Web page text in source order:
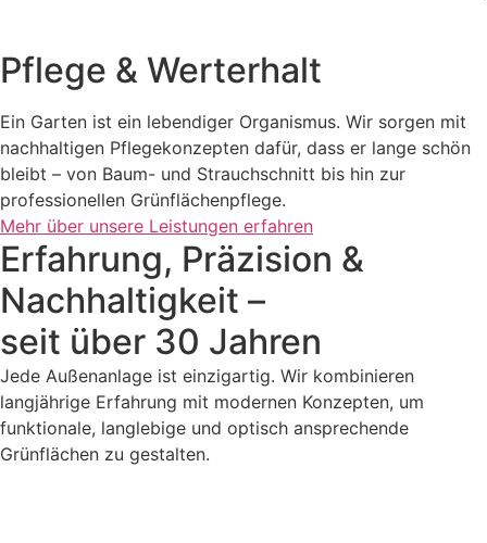
Pflege & Werterhalt
Ein Garten ist ein lebendiger Organismus. Wir sorgen mit
nachhaltigen Pflegekonzepten dafür, dass er lange schön
bleibt – von Baum- und Strauchschnitt bis hin zur
professionellen Grünflächenpflege.
Mehr über unsere Leistungen erfahren
Erfahrung, Präzision &
Nachhaltigkeit –
seit über 30 Jahren
Jede Außenanlage ist einzigartig. Wir kombinieren
langjährige Erfahrung mit modernen Konzepten, um
funktionale, langlebige und optisch ansprechende
Grünflächen zu gestalten.